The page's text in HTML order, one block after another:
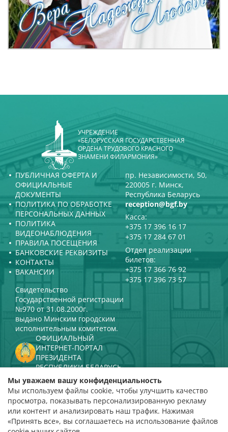
УЧРЕЖДЕНИЕ
«БЕЛОРУССКАЯ ГОСУДАРСТВЕННАЯ
ОРДЕНА ТРУДОВОГО КРАСНОГО
ЗНАМЕНИ ФИЛАРМОНИЯ»
ПУБЛИЧНАЯ ОФЕРТА И
ОФИЦИАЛЬНЫЕ
ДОКУМЕНТЫ
ПОЛИТИКА ПО ОБРАБОТКЕ
ПЕРСОНАЛЬНЫХ ДАННЫХ
ПОЛИТИКА
ВИДЕОНАБЛЮДЕНИЯ
ПРАВИЛА ПОСЕЩЕНИЯ
БАНКОВСКИЕ РЕКВИЗИТЫ
КОНТАКТЫ
ВАКАНСИИ
пр. Независимости, 50,
220005 г. Минск,
Республика Беларусь
reception@bgf.by
Касса:
+375 17 396 16 17
+375 17 284 67 01
Отдел реализации
билетов:
+375 17 366 76 92
+375 17 396 73 57
Свидетельство
Государственной регистрации
№970 от 31.08.2000г.
выдано Минским городским
исполнительным комитетом.
ОФИЦИАЛЬНЫЙ
ИНТЕРНЕТ-ПОРТАЛ
ПРЕЗИДЕНТА
РЕСПУБЛИКИ БЕЛАРУСЬ
МИНИСТЕРСТВО КУЛЬТУРЫ
РЕСПУБЛИКИ БЕЛАРУСЬ
ПОРТАЛ
РЕЙТИНГОВОЙ ОЦЕНКИ
оценка 4,9
Мы уважаем вашу конфиденциальность
Мы используем файлы cookie, чтобы улучшить качество
просмотра, показывать персонализированную рекламу
или контент и анализировать наш трафик. Нажимая
«Принять все», вы соглашаетесь на использование файлов